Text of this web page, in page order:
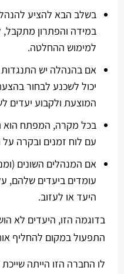
בשלב הבא להציע
במידה והפתרון מתקבל,
למימוש ההחלטה.
אם בהנהלה יש
יכול לשכנע לבחור
המוצעת ולקבוע יעדים
בכל מקרה, המפתח הוא
עם לוח זמנים ובקרה
אם המנהלים השונים
עומדים ביעדים שלהם,
היעד או לעזוב.
בדוגמה הזו, היעדים לא
התפעול במקום להחליף
לו החברה הזו הייתה